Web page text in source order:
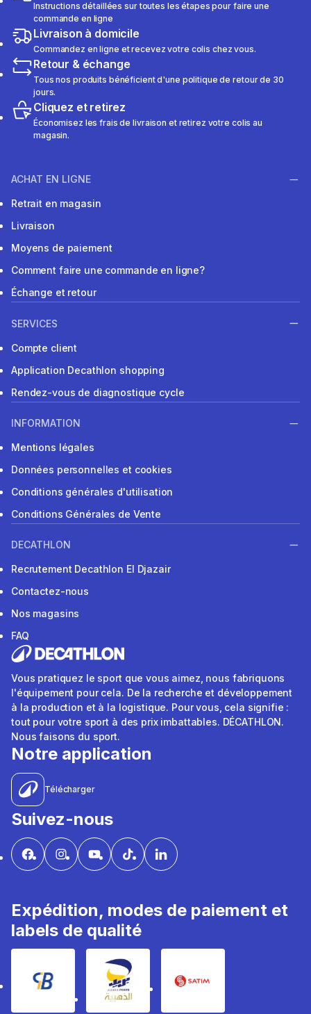
Instructions détaillées sur toutes les étapes pour faire une
commande en ligne
Livraison à domicile
Commandez en ligne et recevez votre colis chez vous.
Retour & échange
Tous nos produits bénéficient d'une politique de retour de 30
jours.
Cliquez et retirez
Économisez les frais de livraison et retirez votre colis au
magasin.
ACHAT EN LIGNE
Retrait en magasin
Livraison
Moyens de paiement
Comment faire une commande en ligne?
Échange et retour
SERVICES
Compte client
Application Decathlon shopping
Rendez-vous de diagnostique cycle
INFORMATION
Mentions légales
Données personnelles et cookies
Conditions générales d'utilisation
Conditions Générales de Vente
DECATHLON
Recrutement Decathlon El Djazair
Contactez-nous
Nos magasins
FAQ
Vous pratiquez le sport que vous aimez, nous fabriquons
l'équipement pour cela. De la recherche et développement
à la production et à la logistique. Pour vous, cela signifie :
tout pour votre sport à des prix imbattables. DÉCATHLON.
Nous faisons du sport.
Notre application
Télécharger
Suivez-nous
Expédition, modes de paiement et
labels de qualité